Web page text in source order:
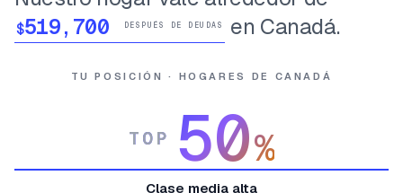
$ DESPUÉS DE DEUDAS en Canadá.
TU POSICIÓN · HOGARES DE CANADÁ
TOP 50%
Clase media alta